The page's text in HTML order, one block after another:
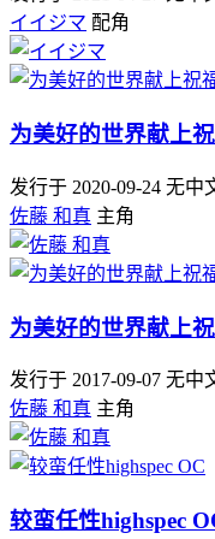
イイジマ 配角
为美好的世界献上
发行于 2020-09-24 无中
佐藤 和真 主角
为美好的世界献上
发行于 2017-09-07 无中
佐藤 和真 主角
较蛮任性highspec